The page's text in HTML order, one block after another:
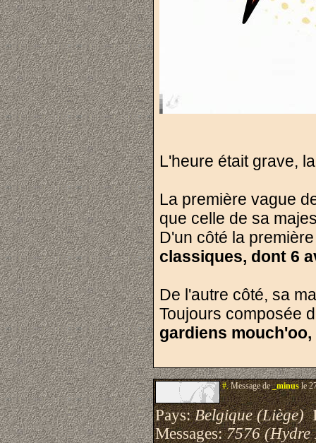
L'heure était grave,
La première vague
que celle de sa
D'un côté la
classiques, dont 6
De l'autre côté, sa
Toujours composée
gardiens
#.Message de_minusle
Pays:Belgique (Liège)
Messages:7576 (Hydre